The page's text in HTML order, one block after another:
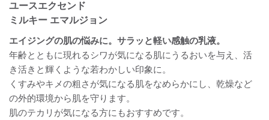
ユースエクセンド
ミルキー エマルジョン
エイジングの肌の悩みに。サラッと軽い感触の乳液。
年齢とともに現れるシワが気になる肌にうるおいを与え、活
き活きと輝くような若わかしい印象に。
くすみやキメの粗さが気になる肌をなめらかにし、乾燥など
の外的環境から肌を守ります。
肌のテカリが気になる方にもおすすめです。